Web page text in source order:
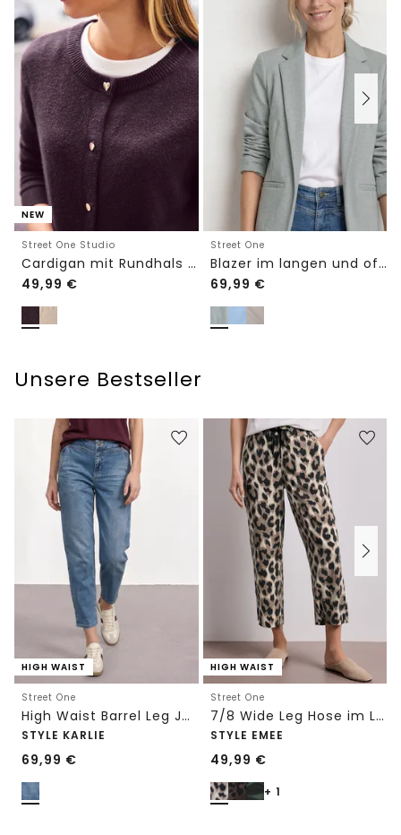
NEW
Street One Studio
Cardigan mit Rundhals und Knöpfen
49,99 €
Street One
Blazer im langen und offenen Schnitt
69,99 €
Unsere Bestseller
HIGH WAIST
Street One
High Waist Barrel Leg Jeans im Loose Fit
STYLE KARLIE
69,99 €
HIGH WAIST
Street One
7/8 Wide Leg Hose im Loose Fit mit Print
STYLE EMEE
49,99 €
+ 1